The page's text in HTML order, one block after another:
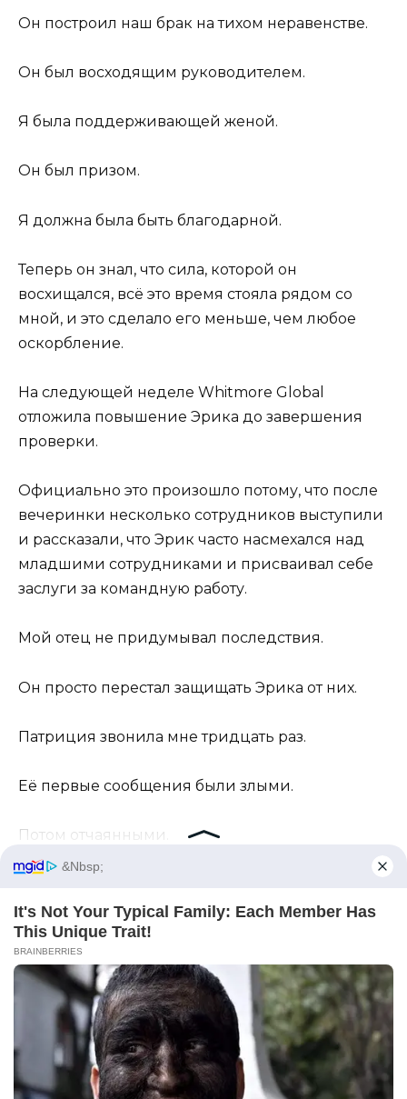
Он построил наш брак на тихом неравенстве.
Он был восходящим руководителем.
Я была поддерживающей женой.
Он был призом.
Я должна была быть благодарной.
Теперь он знал, что сила, которой он
восхищался, всё это время стояла рядом со
мной, и это сделало его меньше, чем любое
оскорбление.
На следующей неделе Whitmore Global
отложила повышение Эрика до завершения
проверки.
Официально это произошло потому, что после
вечеринки несколько сотрудников выступили
и рассказали, что Эрик часто насмехался над
младшими сотрудниками и присваивал себе
заслуги за командную работу.
Мой отец не придумывал последствия.
Он просто перестал защищать Эрика от них.
Патриция звонила мне тридцать раз.
Её первые сообщения были злыми.
Потом отчаянными.
Она сказала, что всегда считала меня семьёй.
Я отправила один ответ: “Семье не нужна
фамилия генерального директора, чтобы стать
уважительной.”
Через три дня Эрик пришёл домой с цветами.